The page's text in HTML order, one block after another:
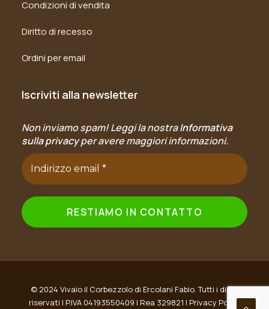
Condizioni di vendita
Diritto di recesso
Ordini per email
Iscriviti alla newsletter
Non inviamo spam! Leggi la nostraInformativa
sulla privacyper avere maggiori informazioni.
© 2024 Vivaio il Corbezzolo di Ercolani Fabio. Tutti i diritti
riservati | P.IVA 04193550409 | Rea 329821 | Privacy Policy